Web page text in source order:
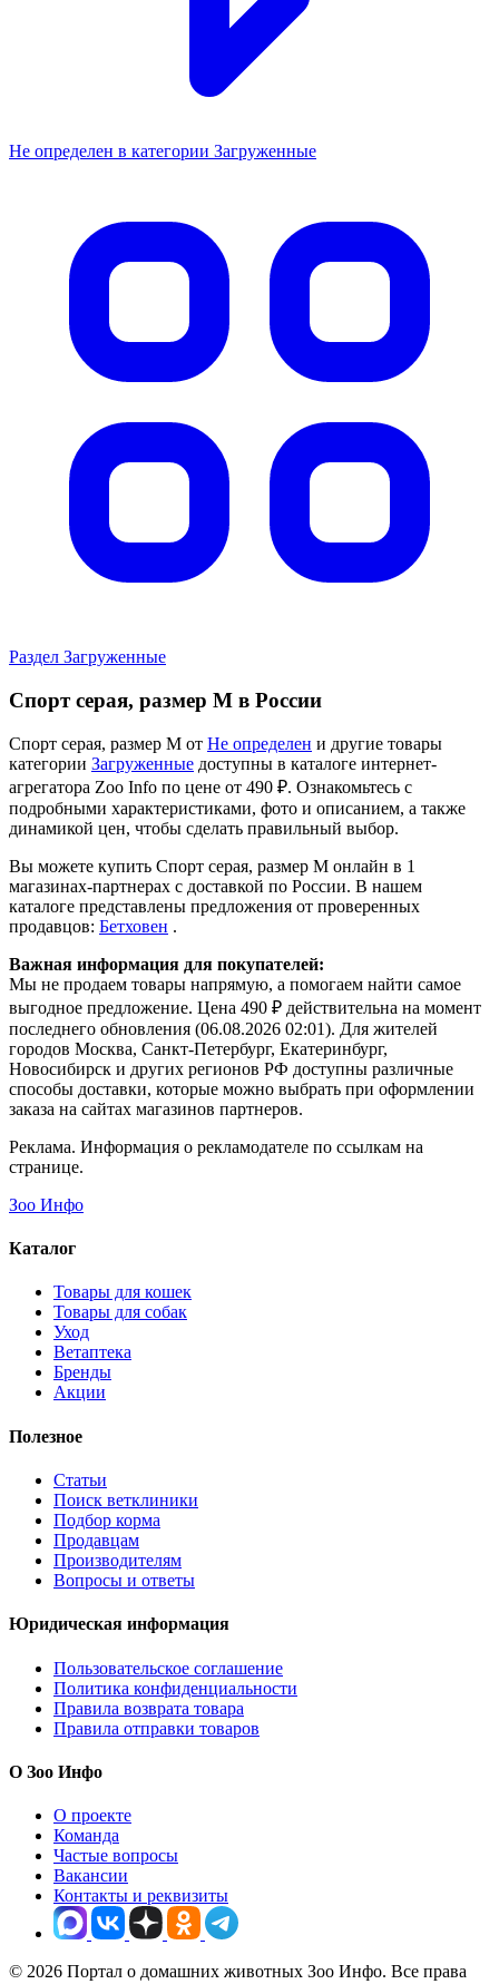
Не определен в категории Загруженные
Раздел Загруженные
Спорт серая, размер M в России
Спорт серая, размер M от Не определен и другие товары
категории Загруженные доступны в каталоге интернет-
агрегатора Zoo Info по цене от 490 ₽. Ознакомьтесь с
подробными характеристиками, фото и описанием, а также
динамикой цен, чтобы сделать правильный выбор.
Вы можете купить Спорт серая, размер M онлайн в 1
магазинах-партнерах с доставкой по России. В нашем
каталоге представлены предложения от проверенных
продавцов: Бетховен .
Важная информация для покупателей:
Мы не продаем товары напрямую, а помогаем найти самое
выгодное предложение. Цена 490 ₽ действительна на момент
последнего обновления (06.08.2026 02:01). Для жителей
городов Москва, Санкт-Петербург, Екатеринбург,
Новосибирск и других регионов РФ доступны различные
способы доставки, которые можно выбрать при оформлении
заказа на сайтах магазинов партнеров.
Реклама. Информация о рекламодателе по ссылкам на
странице.
Зоо Инфо
Каталог
Товары для кошек
Товары для собак
Уход
Ветаптека
Бренды
Акции
Полезное
Статьи
Поиск ветклиники
Подбор корма
Продавцам
Производителям
Вопросы и ответы
Юридическая информация
Пользовательское соглашение
Политика конфиденциальности
Правила возврата товара
Правила отправки товаров
О Зоо Инфо
О проекте
Команда
Частые вопросы
Вакансии
Контакты и реквизиты
© 2026 Портал о домашних животных Зоо Инфо. Все права